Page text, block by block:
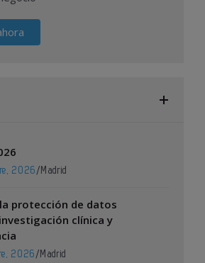
2026 / Madrid
protección de datos
clínica y
2026 / Madrid